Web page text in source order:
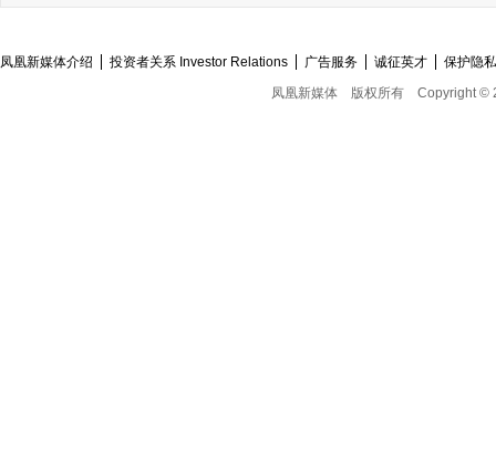
凤凰新媒体介绍 投资者关系 Investor Relations 广告服务 诚征英才
保护隐
凤凰新媒体
版权所有 Copyright ©